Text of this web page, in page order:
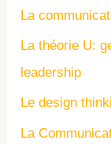
La
La théorie U:
leadership
Le design
La